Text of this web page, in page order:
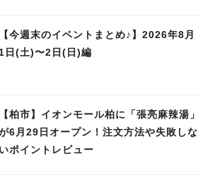
【今週末のイベントまとめ♪】2026年8月
1日(土)〜2日(日)編
【柏市】イオンモール柏に「張亮麻辣湯」
6月29日オープン！注文方法や失敗しな
いポイントレビュー